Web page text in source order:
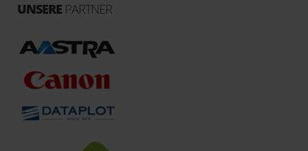
UNSERE PARTNER